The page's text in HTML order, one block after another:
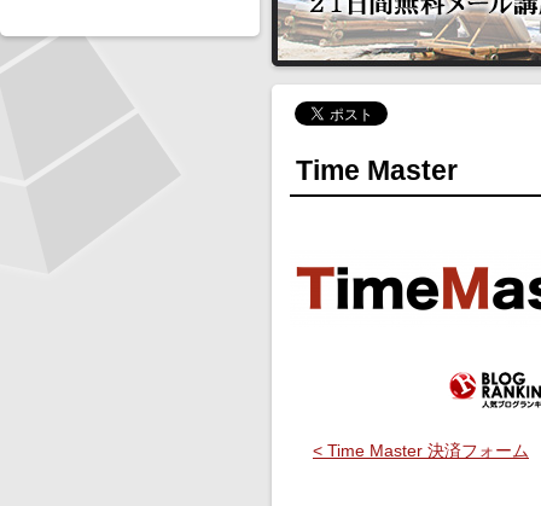
Time Master
< Time Master 決済フォーム